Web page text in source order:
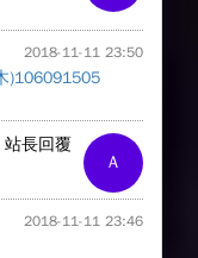
2018-11-11 23:50
)106091505
A
站長回覆
2018-11-11 23:46